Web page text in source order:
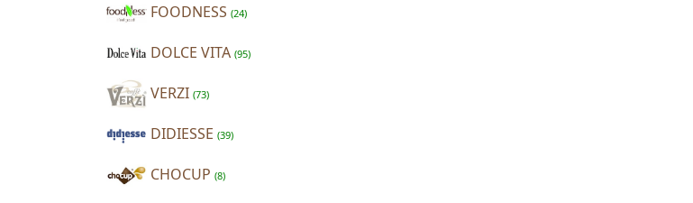
FOODNESS (24)
DOLCE VITA (95)
VERZI (73)
DIDIESSE (39)
CHOCUP (8)